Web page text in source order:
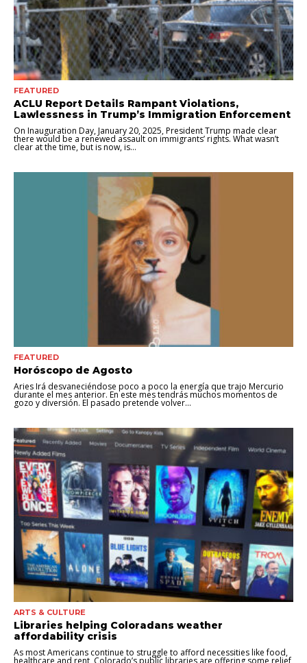
FEATURED
ACLU Report Details Rampant Violations,
Lawlessness in Trump’s Immigration Enforcement
On Inauguration Day, January 20, 2025, President Trump made clear
there would be a renewed assault on immigrants’ rights. What wasn’t
clear at the time, but is now, is...
FEATURED
Horóscopo de Agosto
Aries Irá desvaneciéndose poco a poco la energía que trajo Mercurio
durante el mes anterior. En este mes tendrás muchos momentos de
gozo y diversión. El pasado pretende volver...
ARTS & CULTURE
Libraries helping Coloradans weather
affordability crisis
As most Americans continue to struggle to afford necessities like food,